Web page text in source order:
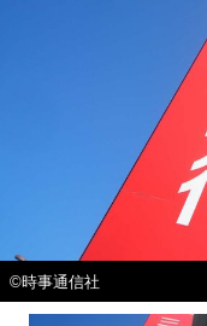
©時事通信社